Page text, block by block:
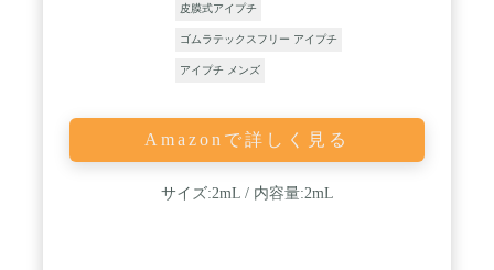
皮膜式アイプチ
ゴムラテックスフリー アイプチ
アイプチ メンズ
Amazonで詳しく見る
サイズ:2mL / 内容量:2mL